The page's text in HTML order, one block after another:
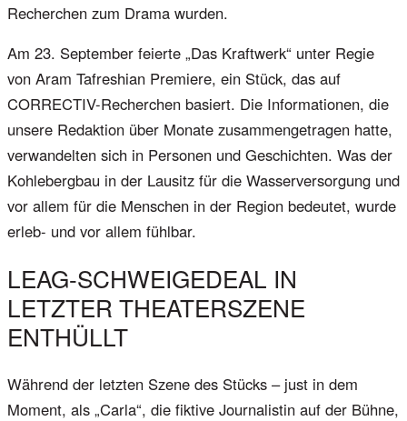
Recherchen zum Drama wurden.
Am 23. September feierte „Das Kraftwerk“ unter Regie
von Aram Tafreshian Premiere, ein Stück, das auf
CORRECTIV-Recherchen basiert. Die Informationen, die
unsere Redaktion über Monate zusammengetragen hatte,
verwandelten sich in Personen und Geschichten. Was der
Kohlebergbau in der Lausitz für die Wasserversorgung und
vor allem für die Menschen in der Region bedeutet, wurde
erleb- und vor allem fühlbar.
LEAG-SCHWEIGEDEAL IN
LETZTER THEATERSZENE
ENTHÜLLT
Während der letzten Szene des Stücks – just in dem
Moment, als „Carla“, die fiktive Journalistin auf der Bühne,